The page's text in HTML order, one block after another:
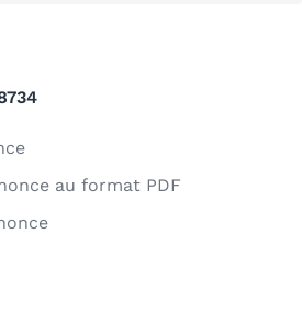
au format PDF